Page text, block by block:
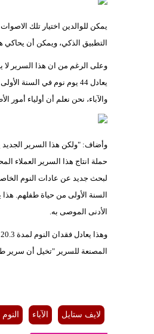
يمكن للوالدين اختيار تلك
التطبيق الذكي، ويمكن أن يحاكي
وعلى الرغم من ان هذا السرير لا
يعادل 44 يوم نوم في
والآباء، نحن نعلم أن أولياء أمور
وأضاف: "ولكن هذا السرير الجديد
حملة انتاج هذا السرير العملاء
الأدنى الموصى به.
المصنعة للسرير "تخيل أن سرير
لايف ستايل الآباء